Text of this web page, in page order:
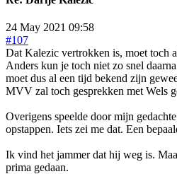
24 May 2021 09:58
#107
Dat Kalezic vertrokken is, moet toch
Anders kun je toch niet zo snel
moet dus al een tijd bekend zijn
MVV zal toch gesprekken met Wels
Overigens speelde door mijn
opstappen. Iets zei me dat. Een
Ik vind het jammer dat hij weg is.
prima gedaan.